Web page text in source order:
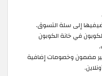
إلى سلة التسوق.
في خانة الكوبون
مضمون وخصومات إضافية